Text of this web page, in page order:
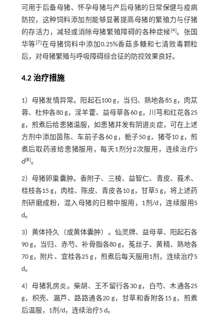
可用于后备母猪、怀孕母猪与产后母猪的日常保健与疫病
防控，这种饲料添加剂能够显著提高母猪的繁殖力与仔猪
的存活力，减轻或消除母猪繁殖障碍的各种症候[4]。张国
华等[7]在母猪饲料中添加0.25%香菇多糖和七清败毒颗粒
后，对母猪繁殖与呼吸障碍综合征的防控效果良好。
4.2 治疗措施
1）母猪发情异常。阳起石100 g，当归、熟地各85 g，肉苁
蓉、杜仲各80 g，淫羊藿、益母草各60 g，川芎和红花各25
g，煎煮后给患猪温服，如患猪并发有阴道炎症，可在上述
方剂中添加茵陈、车前子各60 g，栀子50 g，猪苓10 g，煎
煮后取药液给患猪服用，每天1剂分2次服用，连续治疗5
d[8]。
2）母猪卵巢囊肿。香附子、三棱、益智仁、青皮、莪术、
桂枝各15 g，肉桂、陈皮、青皮各10 g，甘草5 g，将上述药
剂研磨成粉，混入母猪的日粮中服用，1剂/d，连续服用5
d。
3）黄体持久（或黄体囊肿）。仙灵牌、益母草、阳起石各
90 g，当归、赤芍、补骨脂各80 g，菟丝子、黄精、熟地各
70 g，附片、宜桂各25 g，煎煮后每天服用1剂，连续治疗5
d。
4）母猪乳房炎。柴胡、王不留行各30 g，白芍、木通各25
g，枳壳、漏芦、路路通各20 g，甘草和香附各15 g，煎煮
后温服，1剂/d，连续治疗5 d。